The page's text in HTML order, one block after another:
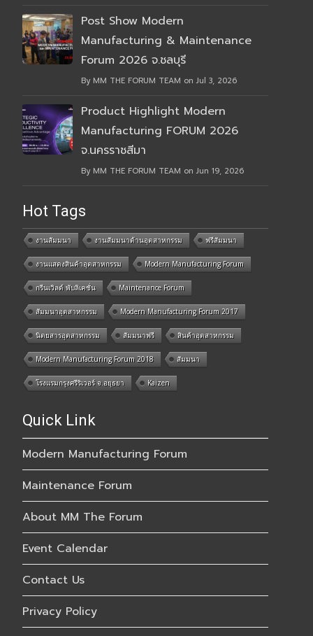
Post Show Modern
Manufacturing & Maintenance
Forum 2026 จ.ชลบุรี
By MM THE FORUM TEAM on Jul 3, 2026
Product Highlight Modern
Manufacturing FORUM 2026
จ.นครราชสีมา
By MM THE FORUM TEAM on Jun 19, 2026
Hot Tags
งานสัมมนา งานสัมมนาด้านอุตสาหกรรม ฟรีสัมมนา
งานแสดงสินค้าอุตสาหกรรม Modern Manufacturing Forum
กรีนเวิลด์ พับลิเคชั่น Maintenance Forum
สัมมนาอุตสาหกรรม Modern Manufacturing Forum 2017
นิตยสารอุตสาหกรรม สัมมนาฟรี สินค้าอุตสาหกรรม
Modern Manufacturing Forum 2018 สัมมนา
โรงแรมกรุงศรีริเวอร์ จ.อยุธยา Kaizen
Quick Link
Modern Manufacturing Forum
Maintenance Forum
About MM The Forum
Event Calendar
Contact Us
Privacy Policy